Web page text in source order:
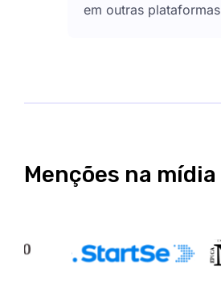
em outras plataformas
Menções na mídia